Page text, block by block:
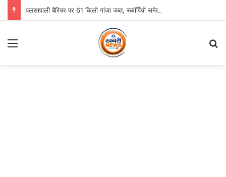
पलसापाली बैरियर पर 61 किलो गांजा जब्त, स्कॉर्पियो समेत दो गिरफ्तार